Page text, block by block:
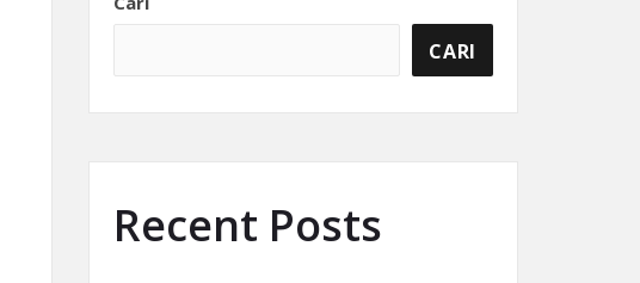
CARI
Recent Posts